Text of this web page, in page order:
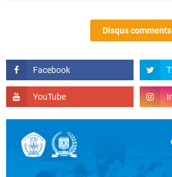
Disqus comments